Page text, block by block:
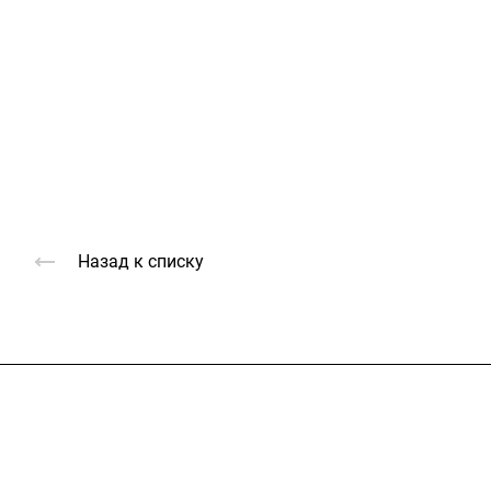
Назад к списку